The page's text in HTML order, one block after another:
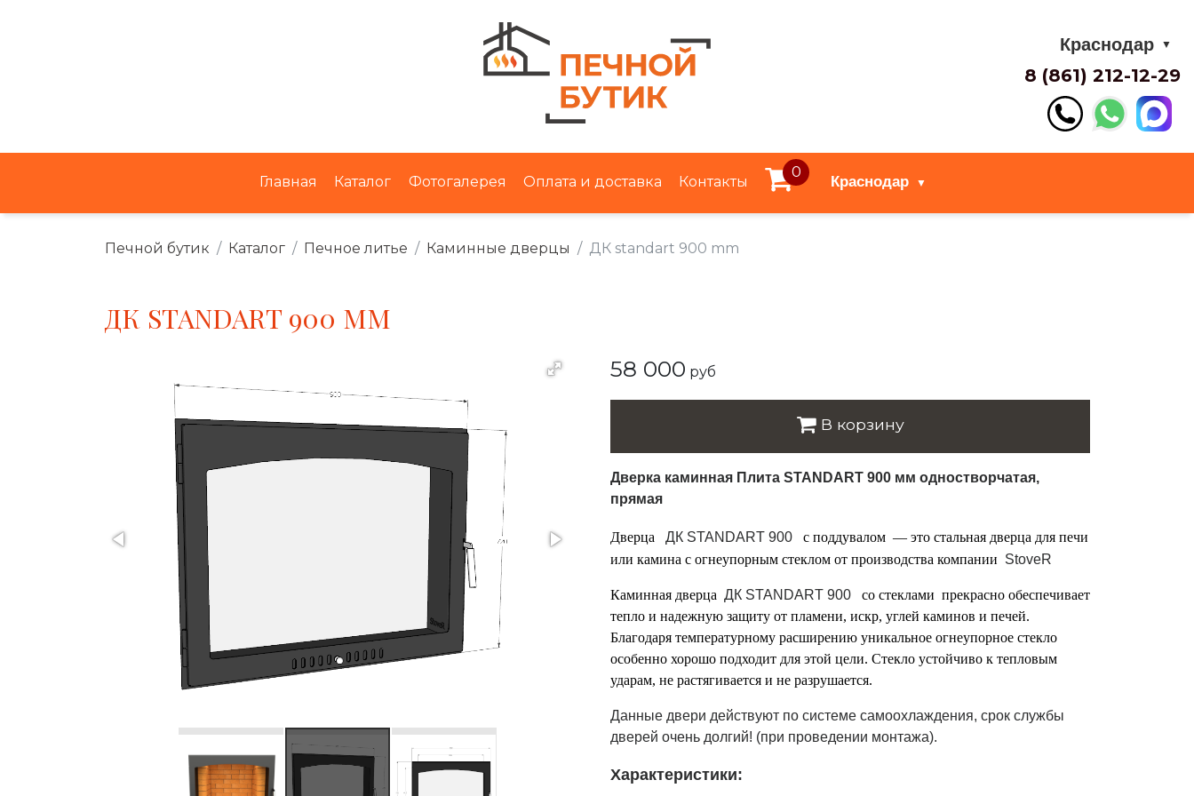
Краснодар ▼
8 (861) 212-12-29
Главная Каталог Фотогалерея Оплата и доставка Контакты
0
Краснодар ▼
Печной бутик Каталог Печное литье Каминные дверцы ДК standart 900 mm
ДК STANDART 900 MM
58 000 руб
В корзину
Дверка каминная Плита STANDART 900 мм одностворчатая,
прямая
Дверца ДК STANDART 900 с поддувалом — это стальная дверца для печи
или камина с огнеупорным стеклом от производства компании StoveR
Каминная дверца ДК STANDART 900 со стеклами прекрасно обеспечивает
тепло и надежную защиту от пламени, искр, углей каминов и печей.
Благодаря температурному расширению уникальное огнеупорное стекло
особенно хорошо подходит для этой цели. Стекло устойчиво к тепловым
ударам, не растягивается и не разрушается.
Данные двери действуют по системе самоохлаждения, срок службы
дверей очень долгий! (при проведении монтажа).
Характеристики: